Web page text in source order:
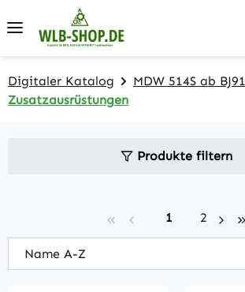
Zum Hauptinhalt springen
Digitaler Katalog
MDW 514S ab BJ91
Zusatzausrüstungen
Produkte filtern
Seite
1 Seite
2